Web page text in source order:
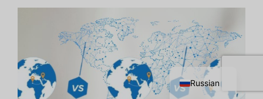
Russian
English
Chinese